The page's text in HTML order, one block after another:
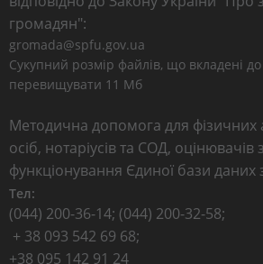
громадян":
gromada@spfu.gov.ua
Сукупний розмір файлів, що вкладені
перевищувати 11 Мб
Методична допомога для
осіб, нотаріусів та СОД, оцінювачів
функціонування Єдиної бази даних
Тел:
(044) 200-36-14; (044) 200-32-58;
+ 38 093 542 69 68;
+38 095 142 91 24